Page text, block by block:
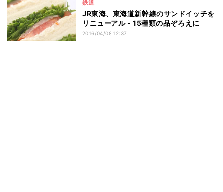
鉄道
JR東海、東海道新幹線のサンドイッチを
リニューアル - 15種類の品ぞろえに
2016/04/08 12:37